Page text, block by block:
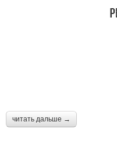
читать дальше →